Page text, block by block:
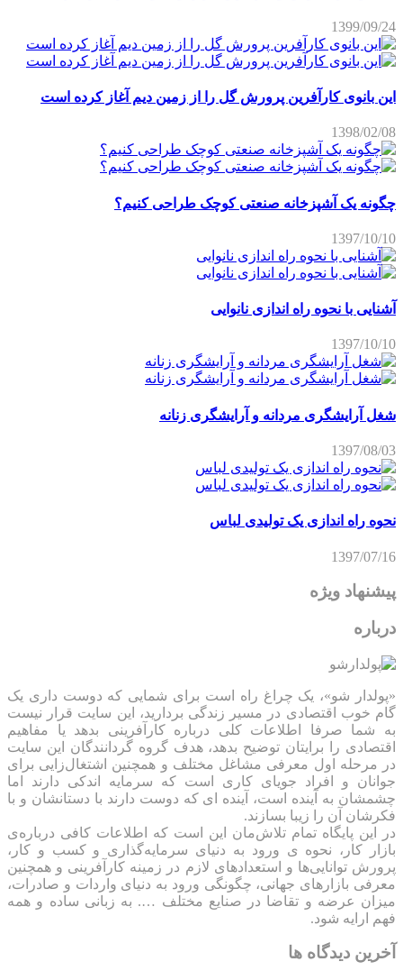
1399/09/24
این بانوی کارآفرین پرورش گل را از زمین دیم آغاز کرده است
1398/02/08
چگونه یک آشپزخانه صنعتی کوچک طراحی کنیم؟
1397/10/10
آشنایی با نحوه راه اندازی نانوایی
1397/10/10
شغل آرایشگری مردانه و آرایشگری زنانه
1397/08/03
نحوه راه اندازی یک تولیدی لباس
1397/07/16
پیشنهاد ویژه
درباره
«پولدار شو»، یک چراغ راه است برای شمایی که دوست داری یک
گام خوب اقتصادی در مسیر زندگی بردارید، این سایت قرار نیست
به شما صرفا اطلاعات کلی درباره کارآفرینی بدهد یا مفاهیم
اقتصادی را برایتان توضیح بدهد، هدف گروه گردانندگان این سایت
در مرحله اول معرفی مشاغل مختلف و همچنین اشتغال‌زایی برای
جوانان و افراد جویای کاری است که سرمایه اندکی دارند اما
چشمشان به آینده است، آینده ای که دوست دارند با دستانشان و با
فکرشان آن را زیبا بسازند.
در این پایگاه تمام تلاش‌مان این است که ‌اطلاعات کافی درباره‌ی
بازار کار، نحوه ی ورود به دنیای سرمایه‌گذاری و کسب و کار،
پرورش توانایی‌ها و استعدادهای لازم در زمینه کارآفرینی و همچنین
معرفی بازارهای جهانی، چگونگی ورود به دنیای واردات و صادرات،
میزان عرضه و تقاضا در صنایع مختلف …. به زبانی ساده و همه
فهم ارایه شود.
آخرین دیدگاه ها